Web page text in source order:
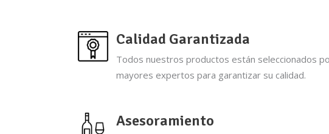
Calidad Garantizada
Todos nuestros productos están seleccionados
mayores expertos para garantizar su calidad.
Asesoramiento